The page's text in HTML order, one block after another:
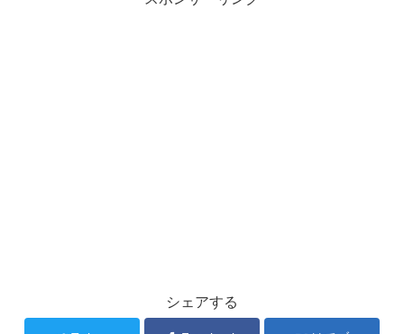
シェアする